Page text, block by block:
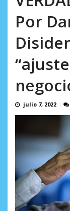
Por
julio 7, 2022